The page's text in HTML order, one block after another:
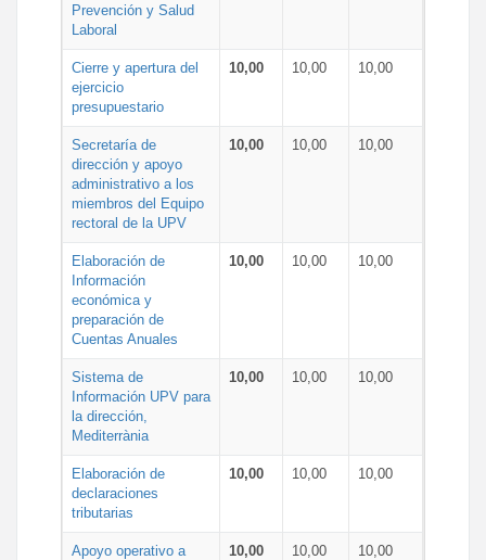
Prevención y Salud
Laboral
Cierre y apertura del
ejercicio
presupuestario
10,00 10,00 10,00
Secretaría de
dirección y apoyo
administrativo a los
miembros del Equipo
rectoral de la UPV
10,00 10,00 10,00
Elaboración de
Información
económica y
preparación de
Cuentas Anuales
10,00 10,00 10,00
Sistema de
Información UPV para
la dirección,
Mediterrània
10,00 10,00 10,00
Elaboración de
declaraciones
tributarias
10,00 10,00 10,00
Apoyo operativo a
10,00 10,00 10,00